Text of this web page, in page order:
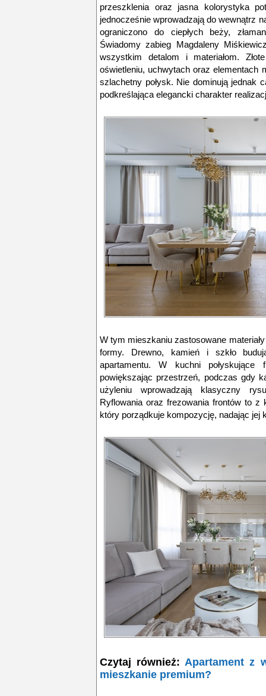
przeszklenia oraz jasna kolorystyka
jednocześnie wprowadzają do wewnątrz
ograniczono do ciepłych beży,
Świadomy zabieg Magdaleny
wszystkim detalom i materiałom.
oświetleniu, uchwytach oraz elementach
szlachetny połysk. Nie dominują jednak
podkreślająca elegancki charakter
W tym mieszkaniu zastosowane
formy. Drewno, kamień i szkło
apartamentu. W kuchni połyskujące
powiększając przestrzeń, podczas gdy
użyleniu wprowadzają klasyczny
Ryflowania oraz frezowania frontów to z
który porządkuje kompozycję, nadając jej
Czytaj również:Apartament z
mieszkanie premium?